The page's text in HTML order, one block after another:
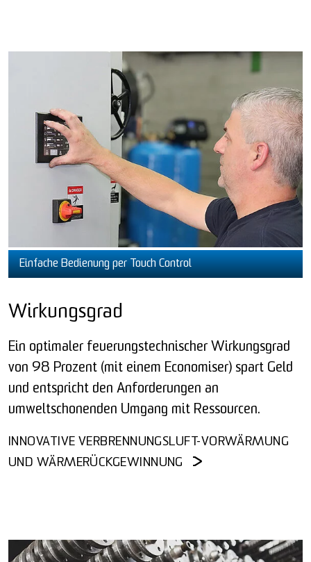
Einfache Bedienung per Touch Control
Wirkungsgrad
Ein optimaler feuerungstechnischer Wirkungsgrad
von 98 Prozent (mit einem Economiser) spart Geld
und entspricht den Anforderungen an
umweltschonenden Umgang mit Ressourcen.
INNOVATIVE VERBRENNUNGSLUFT-VORWÄRMUNG
UND WÄRMERÜCKGEWINNUNG